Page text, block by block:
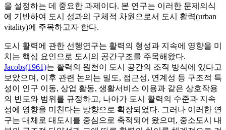
을 설정하는 데 중요한 과제이다. 본 연구는 이러한 문제의식
에 기반하여 도시 성과의 구체적 차원으로서 도시 활력(urban
vitality)에 주목하고자 한다.
도시 활력에 관한 선행연구는 활력의 형성과 지속에 영향을 미
치는 핵심 요인으로 도시의 공간구조를 주목해왔다.
Jacobs(1961)는 활력의 원천이 도시 공간의 조직 방식에 있다고
보았으며, 이후 관련 논의는 밀도, 접근성, 연계성 등 구조적 특
성이 인구 이동, 상업 활동, 생활서비스 이용과 같은 상호작용
의 빈도와 범위를 규정하고, 나아가 도시 활력의 수준과 지속
성에 영향을 미친다는 방향으로 확장되었다. 그러나 이러한 연
구는 대체로 대도시를 중심으로 축적되어 왔으며, 중소도시 내